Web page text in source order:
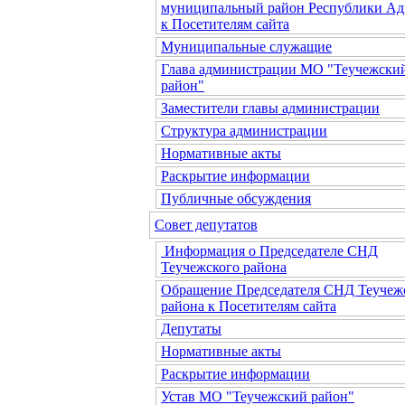
муниципальный район Республики
к Посетителям сайта
Муниципальные служащие
Глава администрации МО
район"
Заместители главы администрации
Структура администрации
Нормативные акты
Раскрытие информации
Публичные обсуждения
Совет депутатов
Информация о Председателе СНД
Теучежского района
Обращение Председателя СНД
района к Посетителям сайта
Депутаты
Нормативные акты
Раскрытие информации
Устав МО "Теучежский район"